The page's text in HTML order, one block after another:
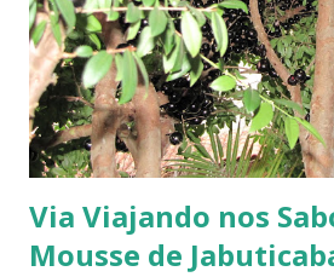
composição dessa planta. Há
Brasil sobre esta e outras plantas,
essas pesquisas tentam, a fundo,
efeit...
Via Viajando nos
Mousse de